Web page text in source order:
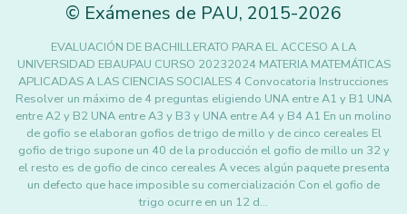
© Exámenes de PAU, 2015-2026
EVALUACIÓN DE BACHILLERATO PARA EL ACCESO A LA
UNIVERSIDAD EBAUPAU CURSO 20232024 MATERIA MATEMÁTICAS
APLICADAS A LAS CIENCIAS SOCIALES 4 Convocatoria Instrucciones
Resolver un máximo de 4 preguntas eligiendo UNA entre A1 y B1 UNA
entre A2 y B2 UNA entre A3 y B3 y UNA entre A4 y B4 A1 En un molino
de gofio se elaboran gofios de trigo de millo y de cinco cereales El
gofio de trigo supone un 40 de la producción el gofio de millo un 32 y
el resto es de gofio de cinco cereales A veces algún paquete presenta
un defecto que hace imposible su comercialización Con el gofio de
trigo ocurre en un 12 d…